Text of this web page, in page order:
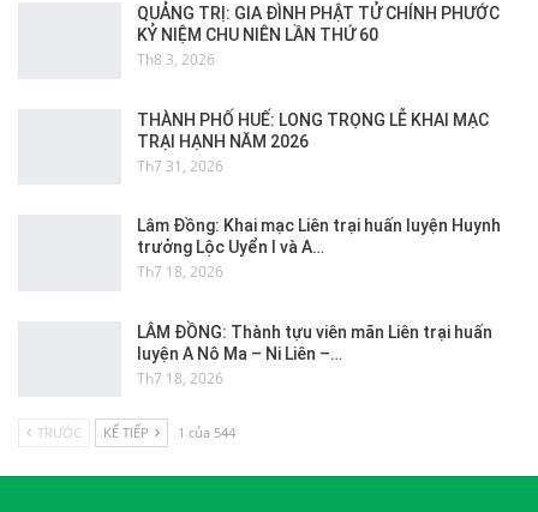
QUẢNG TRỊ: GIA ĐÌNH PHẬT TỬ CHÍNH PHƯỚC
KỶ NIỆM CHU NIÊN LẦN THỨ 60
Th8 3, 2026
THÀNH PHỐ HUẾ: LONG TRỌNG LỄ KHAI MẠC
TRẠI HẠNH NĂM 2026
Th7 31, 2026
Lâm Đồng: Khai mạc Liên trại huấn luyện Huynh
trưởng Lộc Uyển I và A…
Th7 18, 2026
LÂM ĐỒNG: Thành tựu viên mãn Liên trại huấn
luyện A Nô Ma – Ni Liên –…
Th7 18, 2026
TRƯỚC KẾ TIẾP 1 của 544